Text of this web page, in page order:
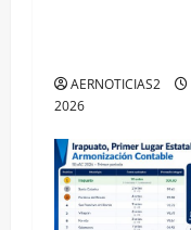
AERNOTICIAS2
2026